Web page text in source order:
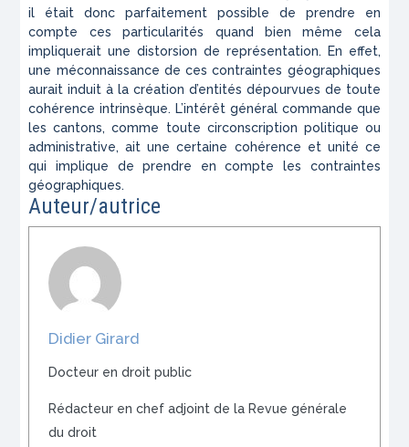
il était donc parfaitement possible de prendre en
compte ces particularités quand bien même cela
impliquerait une distorsion de représentation. En effet,
une méconnaissance de ces contraintes géographiques
aurait induit à la création d’entités dépourvues de toute
cohérence intrinsèque. L’intérêt général commande que
les cantons, comme toute circonscription politique ou
administrative, ait une certaine cohérence et unité ce
qui implique de prendre en compte les contraintes
géographiques.
Auteur/autrice
Didier Girard
Docteur en droit public
Rédacteur en chef adjoint de la Revue générale
du droit